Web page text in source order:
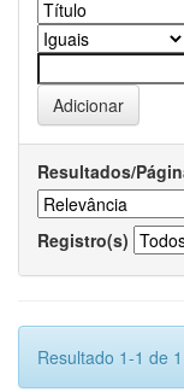
Resultados/
Registro(s)
Resultado 1-1 de